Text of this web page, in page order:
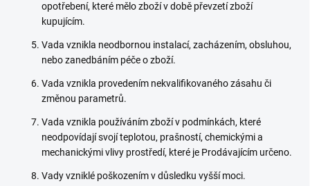
opotřebení, které mělo zboží v době převzetí zboží
kupujícím.
Vada vznikla neodbornou instalací, zacházením, obsluhou,
nebo zanedbáním péče o zboží.
Vada vznikla provedením nekvalifikovaného zásahu či
změnou parametrů.
Vada vznikla používáním zboží v podmínkách, které
neodpovídají svojí teplotou, prašností, chemickými a
mechanickými vlivy prostředí, které je Prodávajícím určeno.
Vady vzniklé poškozením v důsledku vyšší moci.